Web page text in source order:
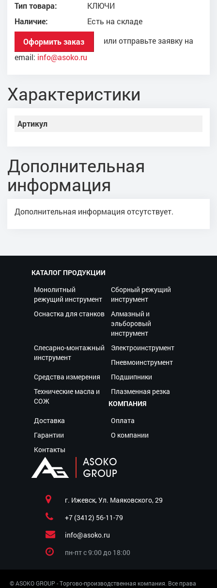
Тип товара:
КЛЮЧИ
Наличие:
Есть на складе
Оформить заказ
или отправьте заявку на
email: info@asoko.ru
Характеристики
Артикул
Дополнительная
информация
Дополнительная информация отсутствует.
КАТАЛОГ ПРОДУКЦИИ
Монолитный
режущий инструмент
Сборный режущий
инструмент
Оснастка для станков
Алмазный и
эльборовый
инструмент
Слесарно-монтажный
инструмент
Электроинструмент
Пневмоинструмент
Средства измерения
Подшипники
Технические масла и
СОЖ
Плазменная резка
КОМПАНИЯ
Доставка
Оплата
Гарантии
О компании
Контакты
г. Ижевск, Ул. Маяковского, 29
+7 (3412) 56-11-79
info@asoko.ru
пн-пт c 9:00 до 18:00
© ASOKO GROUP - Торгово-производственная компания. Все права